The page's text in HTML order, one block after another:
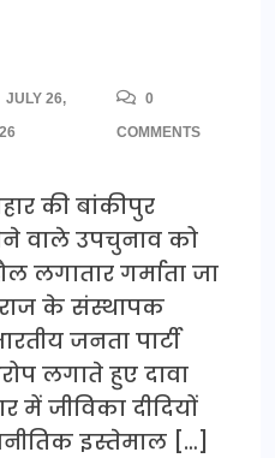
JULY 26,
0
COMMENTS
की बांकीपुर
वाले उपचुनाव को
लगातार गर्माता जा
के संस्थापक
जनता पार्टी
लगाते हुए दावा
में जीविका दीदियों
इस्तेमाल […]